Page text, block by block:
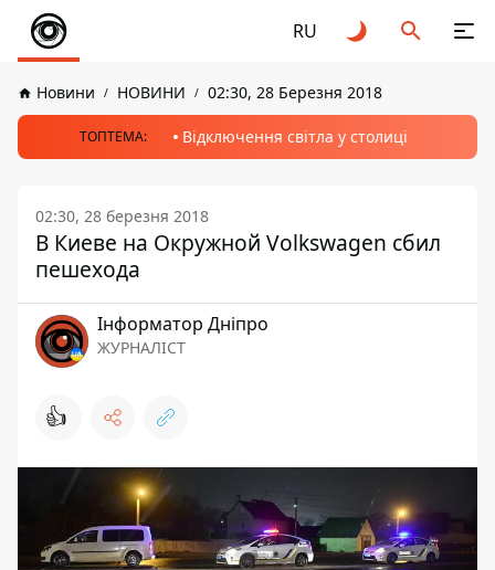
RU
Новини НОВИНИ 02:30, 28 Березня 2018
ТОПТЕМА: Відключення світла у столиці
02:30, 28 березня 2018
В Киеве на Окружной Volkswagen сбил
пешехода
Інформатор Дніпро
ЖУРНАЛІСТ
👍